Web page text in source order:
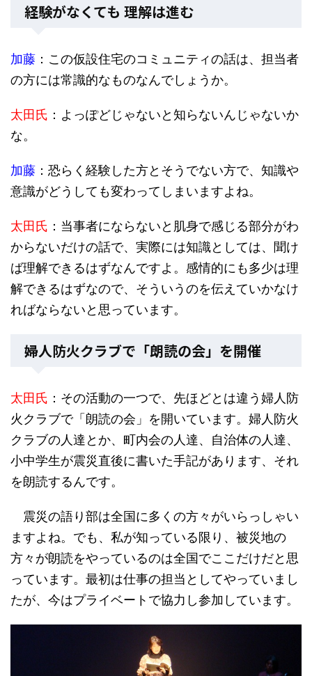
経験がなくても 理解は進む
加藤 ：この仮設住宅のコミュニティの話は、担当者
の方には常識的なものなんでしょうか。
太田氏 ：よっぽどじゃないと知らないんじゃないか
な。
加藤 ：恐らく経験した方とそうでない方で、知識や
意識がどうしても変わってしまいますよね。
太田氏 ：当事者にならないと肌身で感じる部分がわ
からないだけの話で、実際には知識としては、聞け
ば理解できるはずなんですよ。感情的にも多少は理
解できるはずなので、そういうのを伝えていかなけ
ればならないと思っています。
婦人防火クラブで「朗読の会」を開催
太田氏 ： その活動の一つで、先ほどとは違う婦人防
火クラブで「朗読の会」を開いています。婦人防火
クラブの人達とか、町内会の人達、自治体の人達、
小中学生が震災直後に書いた手記があります、それ
を朗読するんです。
震災の語り部は全国に多くの方々がいらっしゃい
ますよね。でも、私が知っている限り、被災地の
方々が朗読をやっているのは全国でここだけだと思
っています。最初は仕事の担当としてやっていまし
たが、今はプライベートで協力し参加しています。